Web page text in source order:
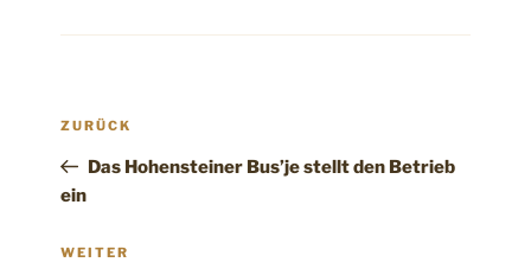
Vorheriger
ZURÜCK
Das Hohensteiner Bus’je stellt den Betrieb
ein
Nächster
WEITER